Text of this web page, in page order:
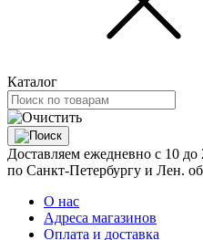
Каталог
Доставляем ежедневно с 10 до
по Санкт-Петербургу и Лен.
О нас
Адреса магазинов
Оплата и доставка